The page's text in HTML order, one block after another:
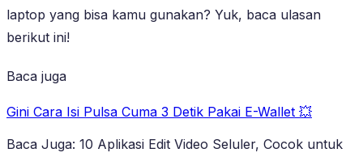
laptop yang bisa kamu gunakan? Yuk, baca ulasan
berikut ini!
Baca juga
Gini Cara Isi Pulsa Cuma 3 Detik Pakai E-Wallet 💥
Baca Juga: 10 Aplikasi Edit Video Seluler, Cocok untuk